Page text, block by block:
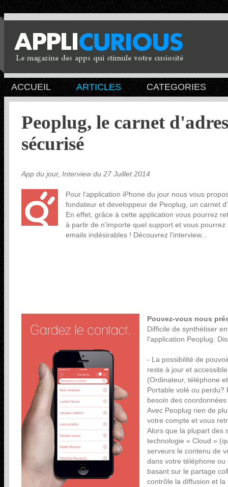
ACCUEIL ARTICLES CATEGORIES
Peoplug, le carnet
sécurisé
App du jour, Interview du 27 Juillet 2014
Pour l'application iPhone du jour nous vous
fondateur et developpeur de Peoplug, un carnet
En effet, grâce à cette application vous pourrez
à partir de n'importe quel support et vous
emails indésirables ! Découvrez l'interview...
Pouvez-vous nous
Difficile de synthétiser
l'application Peoplug.
- La possibilité de
reste à jour et
(Ordinateur, téléphone
Portable volé ou perdu?
besoin des
Avec Peoplug rien de
votre compte et vous
Alors que la plupart des
technologie « Cloud »
serveurs le contenu de
dans votre téléphone
basant sur le partage
contrôle la diffusion et